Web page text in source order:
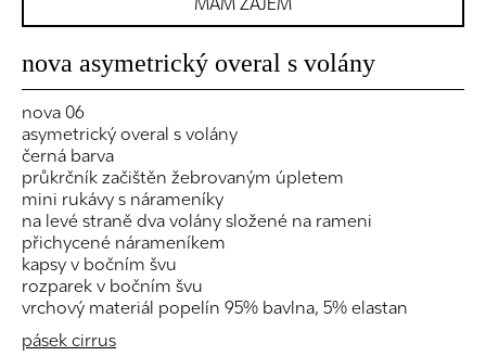
nova asymetrický overal s volány
nova 06
asymetrický overal s volány
černá barva
průkrčník začištěn žebrovaným úpletem
mini rukávy s nárameníky
na levé straně dva volány složené na rameni
přichycené nárameníkem
kapsy v bočním švu
rozparek v bočním švu
vrchový materiál popelín 95% bavlna, 5% elastan
pásek cirrus